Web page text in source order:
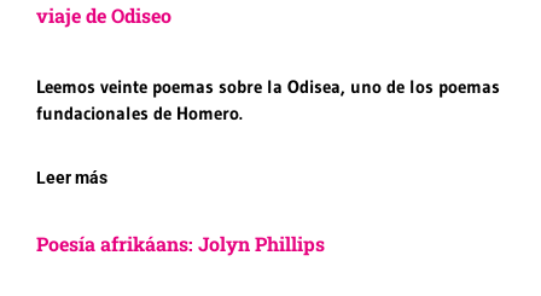
viaje de Odiseo
Leemos veinte poemas sobre la Odisea, uno de los poemas
fundacionales de Homero.
Leer más
Poesía afrikáans: Jolyn Phillips